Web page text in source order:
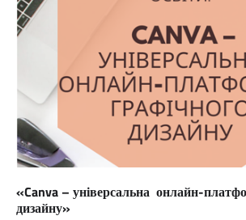
«Canva – універсальна онлайн-
дизайну»